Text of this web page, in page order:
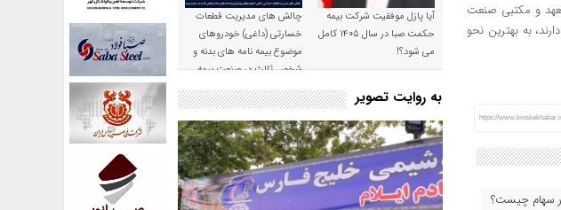
و مکتبی صنعت
به بهترین نحو
https://
سهام چیست؟
آیا پازل موفقیت شرکت بیمه
حکمت صبا در سال ۱۴۰۵ کامل
می شود؟!
چالش های مدیریت قطعات
خسارتی (داغی) خودروهای
موضوع بیمه نامه های بدنه و
شخص ثالث در صنعت بیمه
به روایت تصویر